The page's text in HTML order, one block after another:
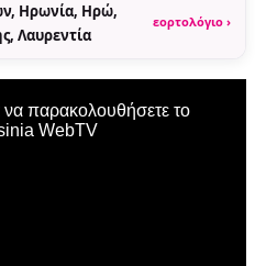
Ηρωνία, Ηρώ,
Λαυρεντία
εορτολόγιο ›
να παρακολουθήσετε το
WebTV